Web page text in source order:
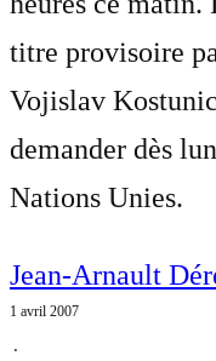
titre provisoire
Vojislav
demander dès
Nations Unies.
Jean-Arnault
1 avril 2007
⋅